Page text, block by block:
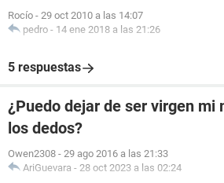
Rocío - 29 oct 2010 a las 14:07
pedro - 14 ene 2018 a las 21:26
5 respuestas
¿Puedo dejar de ser virgen mi
los dedos?
Owen2308 - 29 ago 2016 a las 21:33
AriGuevara - 28 oct 2023 a las 02:24